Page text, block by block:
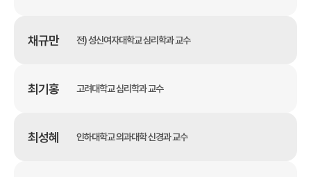
채규만 전) 성신여자대학교 심리학과 교수
최기홍 고려대학교 심리학과 교수
최성혜 인하대학교 의과대학 신경과 교수